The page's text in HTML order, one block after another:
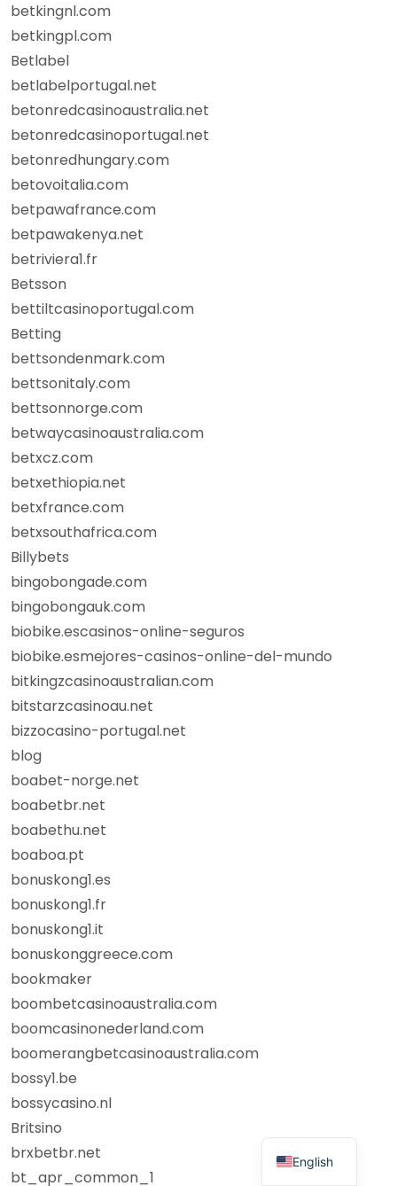
betkingnl.com
betkingpl.com
Betlabel
betlabelportugal.net
betonredcasinoaustralia.net
betonredcasinoportugal.net
betonredhungary.com
betovoitalia.com
betpawafrance.com
betpawakenya.net
betriviera1.fr
Betsson
bettiltcasinoportugal.com
Betting
bettsondenmark.com
bettsonitaly.com
bettsonnorge.com
betwaycasinoaustralia.com
betxcz.com
betxethiopia.net
betxfrance.com
betxsouthafrica.com
Billybets
bingobongade.com
bingobongauk.com
biobike.escasinos-online-seguros
biobike.esmejores-casinos-online-del-mundo
bitkingzcasinoaustralian.com
bitstarzcasinoau.net
bizzocasino-portugal.net
blog
boabet-norge.net
boabetbr.net
boabethu.net
boaboa.pt
bonuskong1.es
bonuskong1.fr
bonuskong1.it
bonuskonggreece.com
bookmaker
boombetcasinoaustralia.com
boomcasinonederland.com
boomerangbetcasinoaustralia.com
bossy1.be
bossycasino.nl
Britsino
brxbetbr.net
bt_apr_common_1
English